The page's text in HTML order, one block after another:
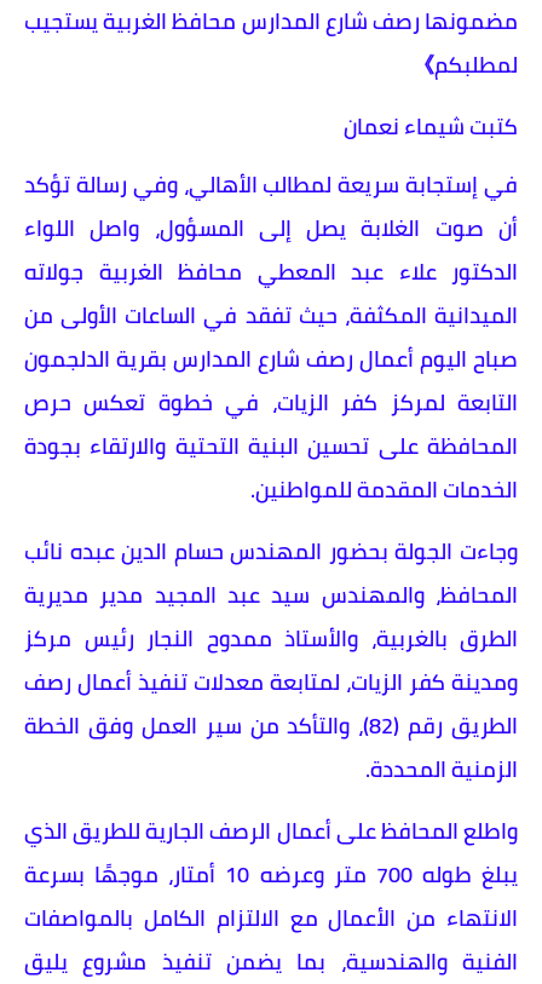
مضمونها رصف شارع المدارس محافظ الغربية يستجيب
لمطلبكم》
كتبت شيماء نعمان
في إستجابة سريعة لمطالب الأهالي، وفي رسالة تؤكد
أن صوت الغلابة يصل إلى المسؤول، واصل اللواء
الدكتور علاء عبد المعطي محافظ الغربية جولاته
الميدانية المكثفة، حيث تفقد في الساعات الأولى من
صباح اليوم أعمال رصف شارع المدارس بقرية الدلجمون
التابعة لمركز كفر الزيات، في خطوة تعكس حرص
المحافظة على تحسين البنية التحتية والارتقاء بجودة
الخدمات المقدمة للمواطنين.
وجاءت الجولة بحضور المهندس حسام الدين عبده نائب
المحافظ، والمهندس سيد عبد المجيد مدير مديرية
الطرق بالغربية، والأستاذ ممدوح النجار رئيس مركز
ومدينة كفر الزيات، لمتابعة معدلات تنفيذ أعمال رصف
الطريق رقم (82)، والتأكد من سير العمل وفق الخطة
الزمنية المحددة.
واطلع المحافظ على أعمال الرصف الجارية للطريق الذي
يبلغ طوله 700 متر وعرضه 10 أمتار، موجهًا بسرعة
الانتهاء من الأعمال مع الالتزام الكامل بالمواصفات
الفنية والهندسية، بما يضمن تنفيذ مشروع يليق